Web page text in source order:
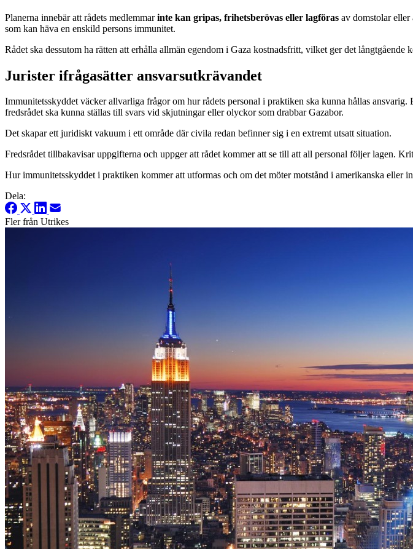
Planerna innebär att rådets medlemmarinte kan gripas, frihetsberövas eller lagföras av domstolar eller
som kan häva en enskild persons immunitet.
Rådet ska dessutom ha rätten att erhålla allmän egendom i Gaza kostnadsfritt, vilket ger det långtgående
Jurister ifrågasätter ansvarsutkrävandet
Immunitetsskyddet väcker allvarliga frågor om hur rådets personal i praktiken ska kunna hållas
fredsrådet ska kunna ställas till svars vid skjutningar eller olyckor som drabbar Gazabor.
Det skapar ett juridiskt vakuum i ett område där civila redan befinner sig i en extremt utsatt situation.
Fredsrådet tillbakavisar uppgifterna och uppger att rådet kommer att se till att all personal följer lagen.
Hur immunitetsskyddet i praktiken kommer att utformas och om det möter motstånd i amerikanska eller
Dela:
Fler från Utrikes